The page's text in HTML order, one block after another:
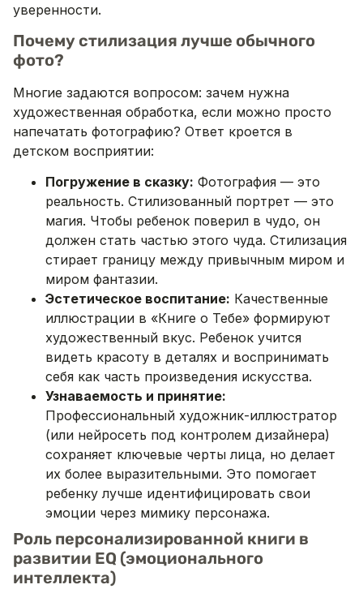
уверенности.
Почему стилизация лучше обычного
фото?
Многие задаются вопросом: зачем нужна
художественная обработка, если можно просто
напечатать фотографию? Ответ кроется в
детском восприятии:
Погружение в сказку: Фотография — это
реальность. Стилизованный портрет — это
магия. Чтобы ребенок поверил в чудо, он
должен стать частью этого чуда. Стилизация
стирает границу между привычным миром и
миром фантазии.
Эстетическое воспитание: Качественные
иллюстрации в «Книге о Тебе» формируют
художественный вкус. Ребенок учится
видеть красоту в деталях и воспринимать
себя как часть произведения искусства.
Узнаваемость и принятие:
Профессиональный художник-иллюстратор
(или нейросеть под контролем дизайнера)
сохраняет ключевые черты лица, но делает
их более выразительными. Это помогает
ребенку лучше идентифицировать свои
эмоции через мимику персонажа.
Роль персонализированной книги в
развитии EQ (эмоционального
интеллекта)